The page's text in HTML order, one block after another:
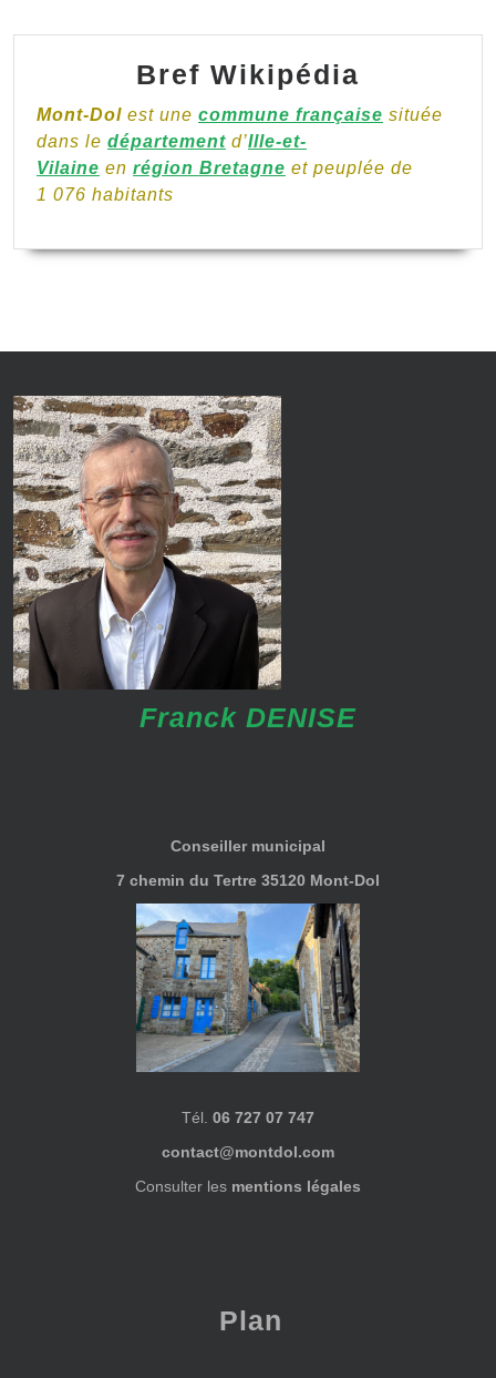
Bref Wikipédia
Mont-Dol est une commune française située
dans le département d’Ille-et-
Vilaine en région Bretagne et peuplée de
1 076 habitants
Franck DENISE
Conseiller municipal
7 chemin du Tertre 35120 Mont-Dol
Tél. 06 727 07 747
contact@montdol.com
Consulter les mentions légales
Plan